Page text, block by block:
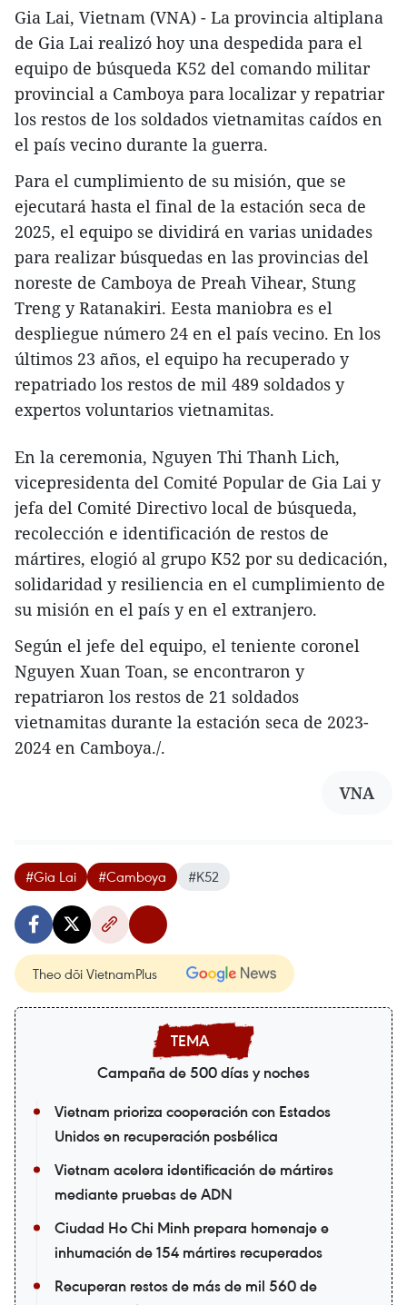
Gia Lai, Vietnam (VNA) - La provincia altiplana
de Gia Lai realizó hoy una despedida para el
equipo de búsqueda K52 del comando militar
provincial a Camboya para localizar y repatriar
los restos de los soldados vietnamitas caídos en
el país vecino durante la guerra.
Para el cumplimiento de su misión, que se
ejecutará hasta el final de la estación seca de
2025, el equipo se dividirá en varias unidades
para realizar búsquedas en las provincias del
noreste de Camboya de Preah Vihear, Stung
Treng y Ratanakiri. Eesta maniobra es el
despliegue número 24 en el país vecino. En los
últimos 23 años, el equipo ha recuperado y
repatriado los restos de mil 489 soldados y
expertos voluntarios vietnamitas.
En la ceremonia, Nguyen Thi Thanh Lich,
vicepresidenta del Comité Popular de Gia Lai y
jefa del Comité Directivo local de búsqueda,
recolección e identificación de restos de
mártires, elogió al grupo K52 por su dedicación,
solidaridad y resiliencia en el cumplimiento de
su misión en el país y en el extranjero.
Según el jefe del equipo, el teniente coronel
Nguyen Xuan Toan, se encontraron y
repatriaron los restos de 21 soldados
vietnamitas durante la estación seca de 2023-
2024 en Camboya./.
VNA
#Gia Lai #Camboya #K52
Theo dõi VietnamPlus
Campaña de 500 días y noches
Vietnam prioriza cooperación con Estados
Unidos en recuperación posbélica
Vietnam acelera identificación de mártires
mediante pruebas de ADN
Ciudad Ho Chi Minh prepara homenaje e
inhumación de 154 mártires recuperados
Recuperan restos de más de mil 560 de